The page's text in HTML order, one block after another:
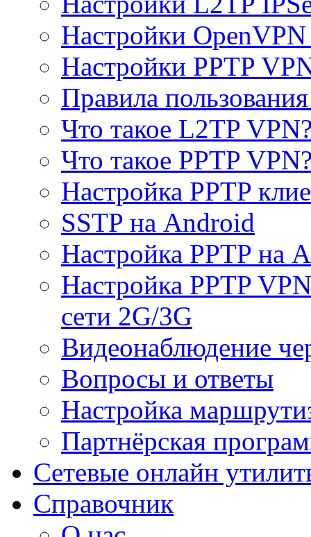
Настройки
Настройки PPTP
Правила
Что такое L2TP
Что такое PPTP
Настройка PPTP
SSTP на Android
Настройка PPTP на
Настройка PPTP
сети 2G/3G
Видеонаблюдение
Вопросы и ответы
Настройка
Партнёрская
Сетевые онлайн
Справочник